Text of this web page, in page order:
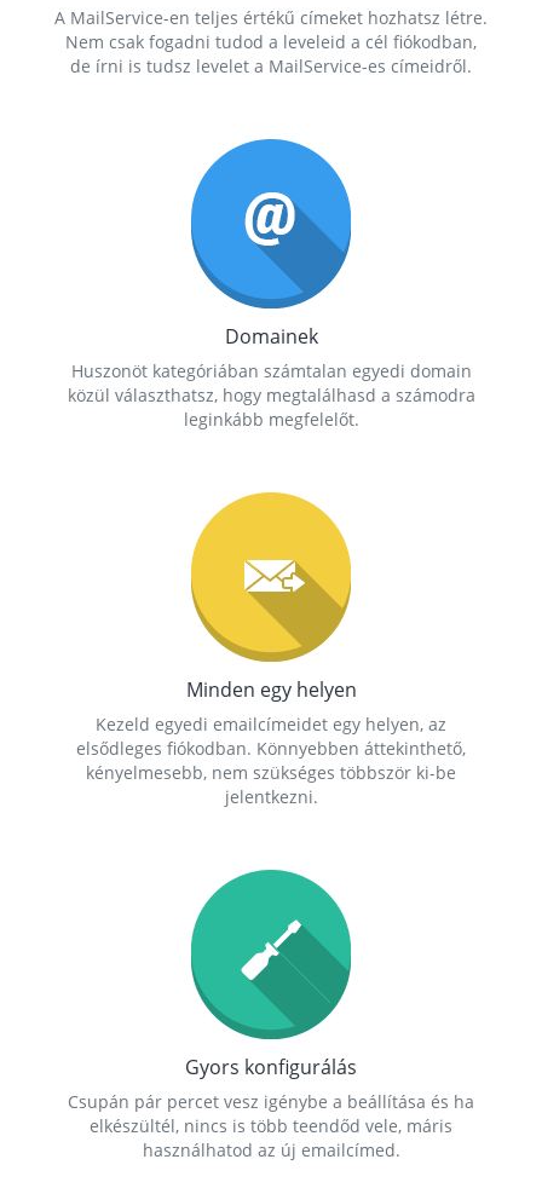
A MailService-en teljes értékű címeket hozhatsz létre.
Nem csak fogadni tudod a leveleid a cél fiókodban,
de írni is tudsz levelet a MailService-es címeidről.
Domainek
Huszonöt kategóriában számtalan egyedi domain
közül választhatsz, hogy megtalálhasd a számodra
leginkább megfelelőt.
Minden egy helyen
Kezeld egyedi emailcímeidet egy helyen, az
elsődleges fiókodban. Könnyebben áttekinthető,
kényelmesebb, nem szükséges többször ki-be
jelentkezni.
Gyors konfigurálás
Csupán pár percet vesz igénybe a beállítása és ha
elkészültél, nincs is több teendőd vele, máris
használhatod az új emailcímed.